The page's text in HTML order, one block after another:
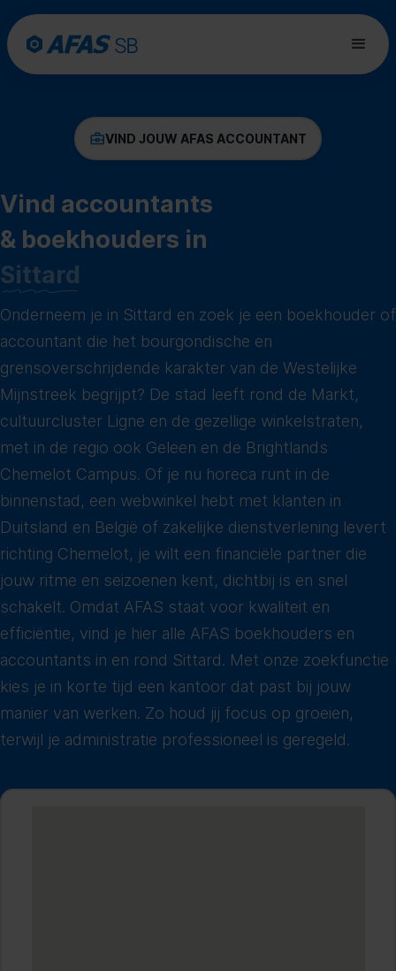
VIND JOUW AFAS ACCOUNTANT
Vind accountants
& boekhouders in
Sittard
Onderneem je in Sittard en zoek je een boekhouder of
accountant die het bourgondische en
grensoverschrijdende karakter van de Westelijke
Mijnstreek begrijpt? De stad leeft rond de Markt,
cultuurcluster Ligne en de gezellige winkelstraten,
met in de regio ook Geleen en de Brightlands
Chemelot Campus. Of je nu horeca runt in de
binnenstad, een webwinkel hebt met klanten in
Duitsland en België of zakelijke dienstverlening levert
richting Chemelot, je wilt een financiële partner die
jouw ritme en seizoenen kent, dichtbij is en snel
schakelt. Omdat AFAS staat voor kwaliteit en
efficiëntie, vind je hier alle AFAS boekhouders en
accountants in en rond Sittard. Met onze zoekfunctie
kies je in korte tijd een kantoor dat past bij jouw
manier van werken. Zo houd jij focus op groeien,
terwijl je administratie professioneel is geregeld.